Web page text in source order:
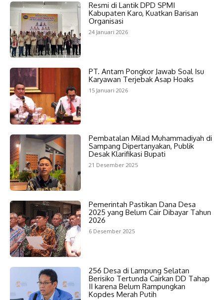
Resmi di Lantik DPD SPMI
Kabupaten Karo, Kuatkan Barisan
Organisasi
24 Januari 2026
PT. Antam Pongkor Jawab Soal Isu
Karyawan Terjebak Asap Hoaks
15 Januari 2026
Pembatalan Milad Muhammadiyah di
Sampang Dipertanyakan, Publik
Desak Klarifikasi Bupati
21 Desember 2025
Pemerintah Pastikan Dana Desa
2025 yang Belum Cair Dibayar Tahun
2026
6 Desember 2025
256 Desa di Lampung Selatan
Berisiko Tertunda Cairkan DD Tahap
II karena Belum Rampungkan
Kopdes Merah Putih